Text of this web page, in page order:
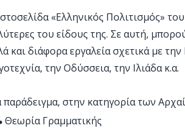
«Ελληνικός Πολιτισμός»
του είδους της. Σε αυτή,
και διάφορα εργαλεία σχετικά με
την Οδύσσεια, την Ιλιάδα κ.α.
παράδειγμα, στην κατηγορία των
Θεωρία Γραμματικής